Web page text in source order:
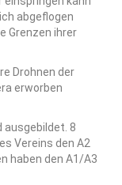
abgeflogen
Grenzen ihrer
Drohnen der
erworben
ausgebildet. 8
Vereins den A2
haben den A1/A3